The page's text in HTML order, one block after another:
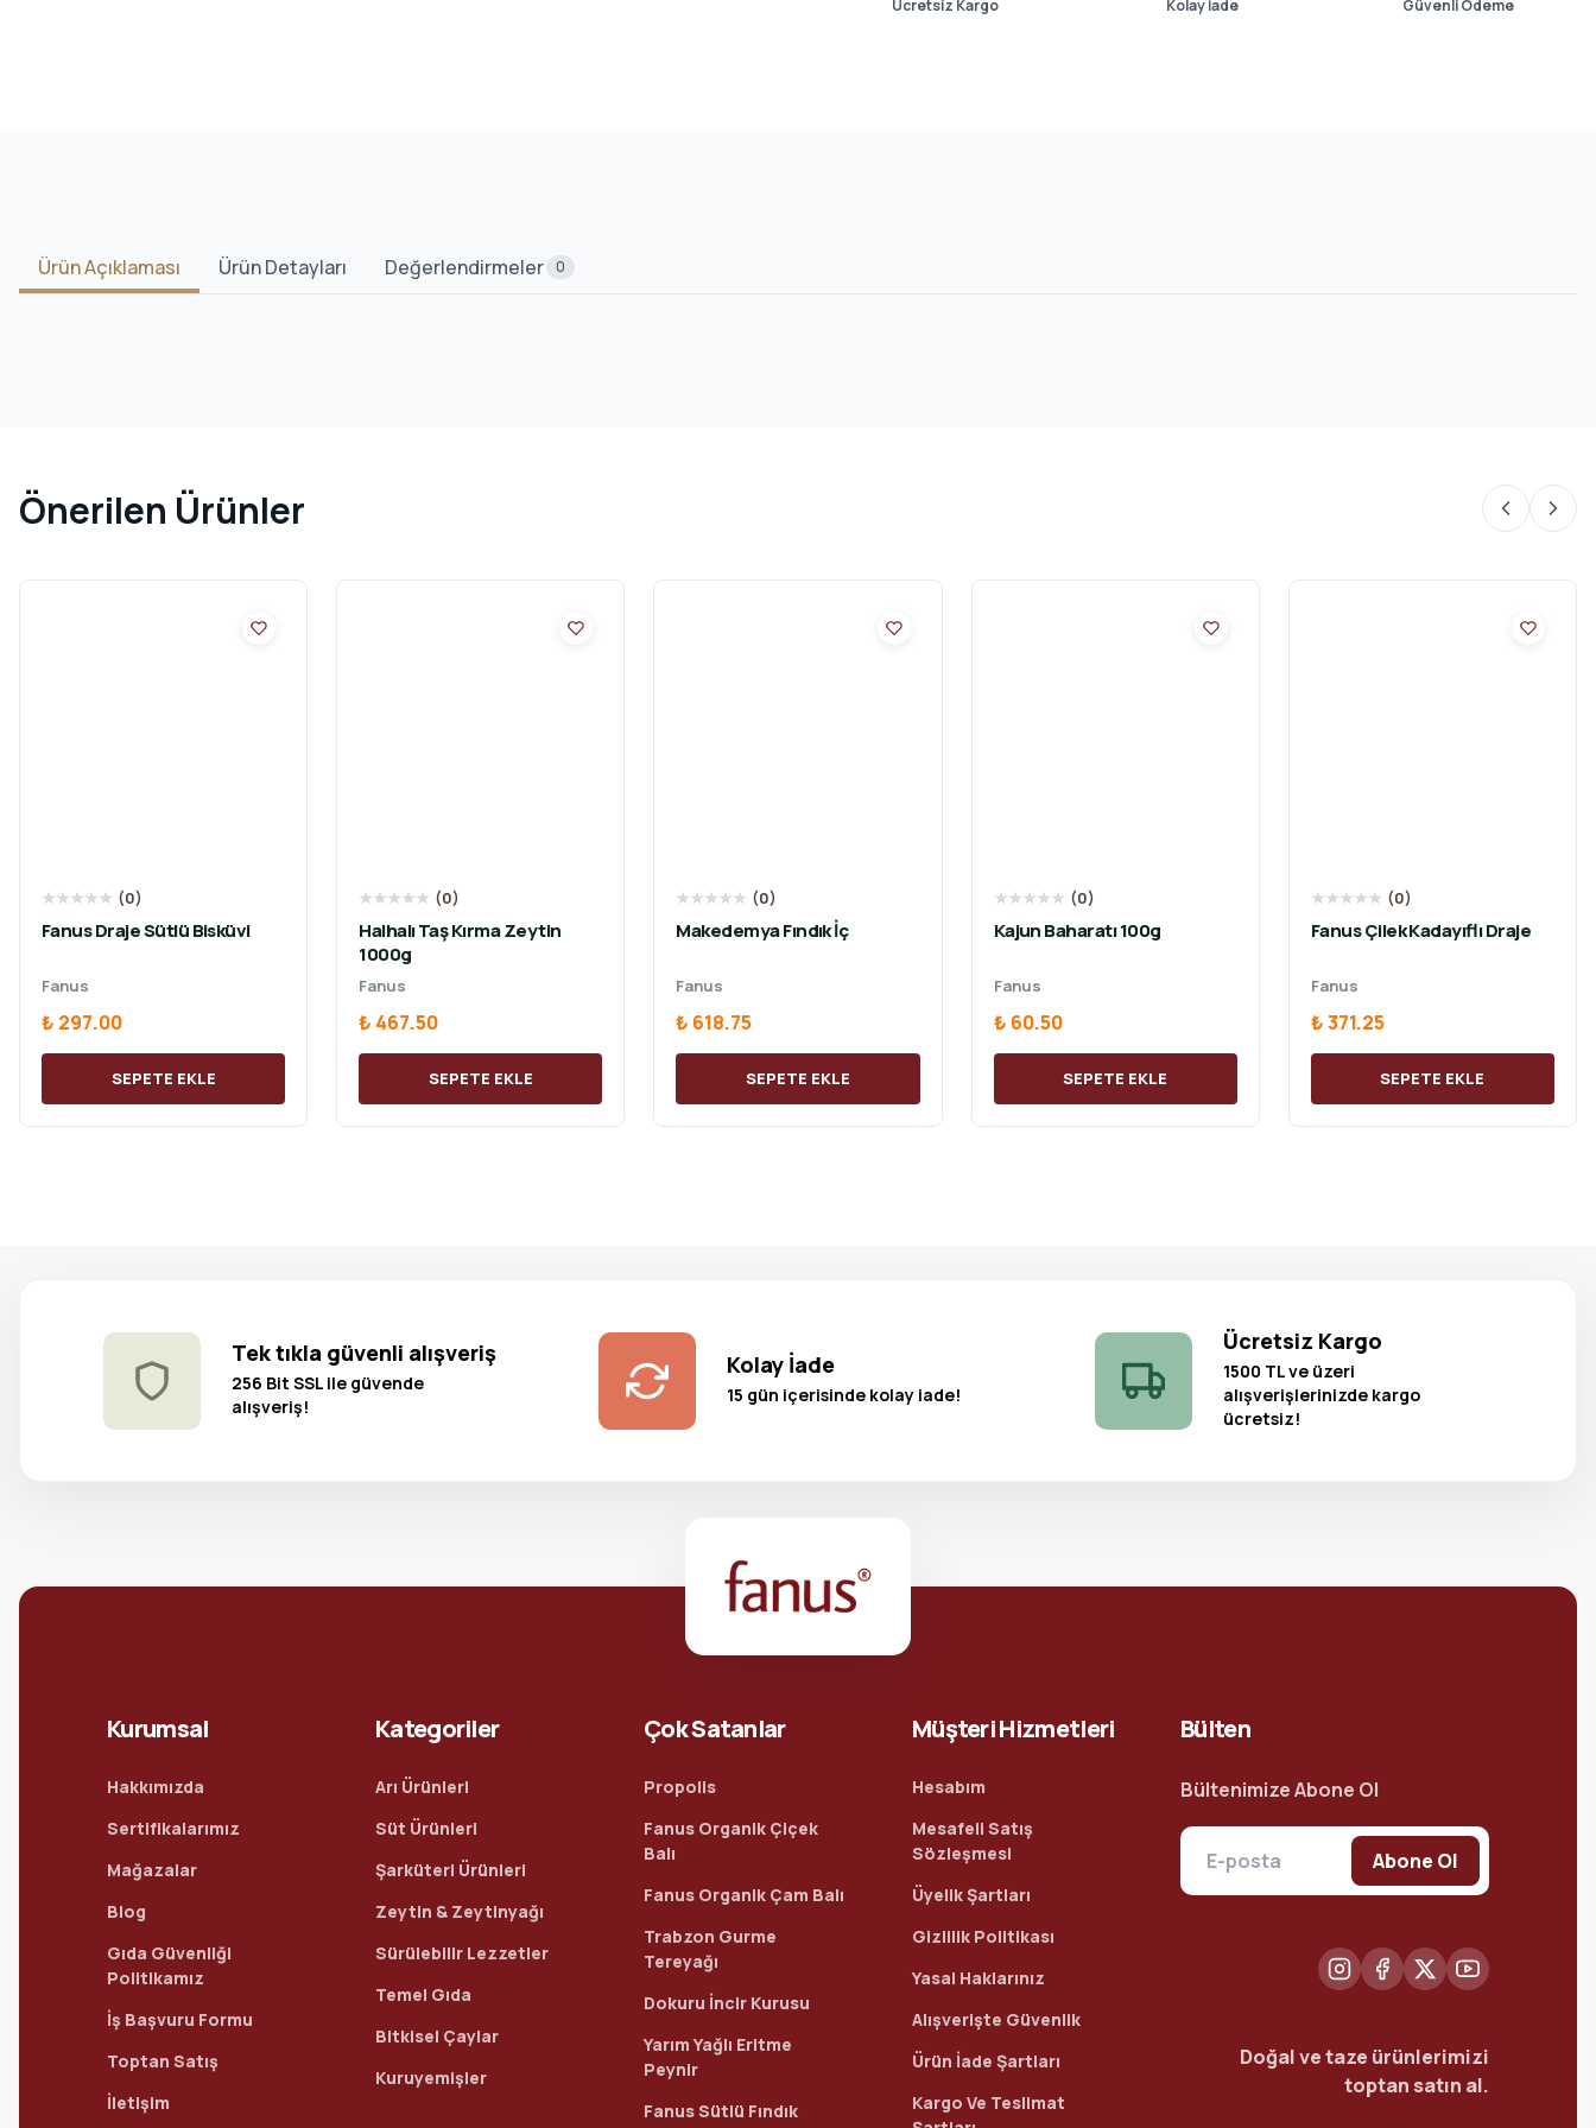
Ücretsiz Kargo Kolay İade Güvenli Ödeme
Ürün Açıklaması Ürün Detayları Değerlendirmeler 0
Önerilen Ürünler
★★★★★ (0)
Fanus Draje Sütlü Bisküvi
Fanus
₺ 297.00
SEPETE EKLE
★★★★★ (0)
Halhalı Taş Kırma Zeytin
1000g
Fanus
₺ 467.50
SEPETE EKLE
★★★★★ (0)
Makedemya Fındık İç
Fanus
₺ 618.75
SEPETE EKLE
★★★★★ (0)
Kajun Baharatı 100g
Fanus
₺ 60.50
SEPETE EKLE
★★★★★ (0)
Fanus Çilek Kadayıflı Draje
Fanus
₺ 371.25
SEPETE EKLE
Tek tıkla güvenli alışveriş
256 Bit SSL ile güvende
alışveriş!
Kolay İade
15 gün içerisinde kolay iade!
Ücretsiz Kargo
1500 TL ve üzeri
alışverişlerinizde kargo
ücretsiz!
Kurumsal
Hakkımızda
Sertifikalarımız
Mağazalar
Blog
Gıda Güvenliği
Politikamız
İş Başvuru Formu
Toptan Satış
İletişim
Kategoriler
Arı Ürünleri
Süt Ürünleri
Şarküteri Ürünleri
Zeytin & Zeytinyağı
Sürülebilir Lezzetler
Temel Gıda
Bitkisel Çaylar
Kuruyemişler
Çok Satanlar
Propolis
Fanus Organik Çiçek
Balı
Fanus Organik Çam Balı
Trabzon Gurme
Tereyağı
Dokuru İncir Kurusu
Yarım Yağlı Eritme
Peynir
Fanus Sütlü Fındık
Müşteri Hizmetleri
Hesabım
Mesafeli Satış
Sözleşmesi
Üyelik Şartları
Gizlilik Politikası
Yasal Haklarınız
Alışverişte Güvenlik
Ürün İade Şartları
Kargo Ve Teslimat
Bülten
Bültenimize Abone Ol
Abone Ol
Doğal ve taze ürünlerimizi
toptan satın al.